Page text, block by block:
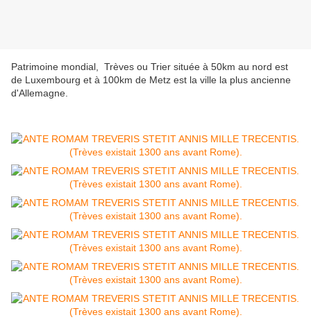
Patrimoine mondial, Trèves ou Trier située à 50km au nord est
de Luxembourg et à 100km de Metz est la ville la plus ancienne
d'Allemagne.